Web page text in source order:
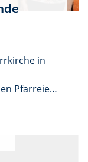
in
Pfarreien